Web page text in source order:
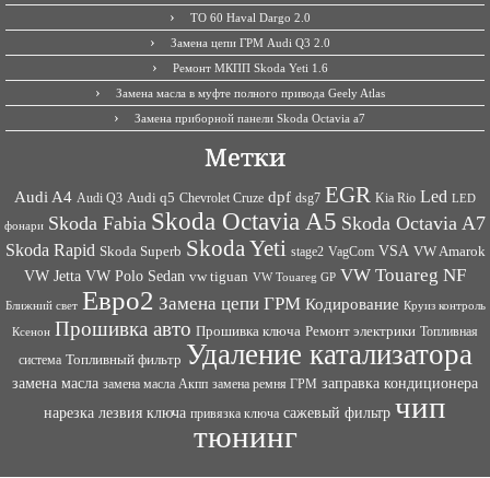
ТО 60 Haval Dargo 2.0
Замена цепи ГРМ Audi Q3 2.0
Ремонт МКПП Skoda Yeti 1.6
Замена масла в муфте полного привода Geely Atlas
Замена приборной панели Skoda Octavia a7
Метки
Audi A4 Audi Q3 Audi q5 Chevrolet Cruze dpf dsg7 EGR Kia Rio Led LED
фонари Skoda Fabia Skoda Octavia A5 Skoda Octavia A7
Skoda Rapid Skoda Superb Skoda Yeti stage2 VagCom VSA VW Amarok
VW Jetta VW Polo Sedan vw tiguan VW Touareg GP VW Touareg NF
Ближний свет Евро2 Замена цепи ГРМ Кодирование Круиз контроль
Ксенон Прошивка авто Прошивка ключа Ремонт электрики Топливная
система Топливный фильтр Удаление катализатора
замена масла замена масла Акпп замена ремня ГРМ заправка кондиционера
нарезка лезвия ключа привязка ключа сажевый фильтр чип
тюнинг